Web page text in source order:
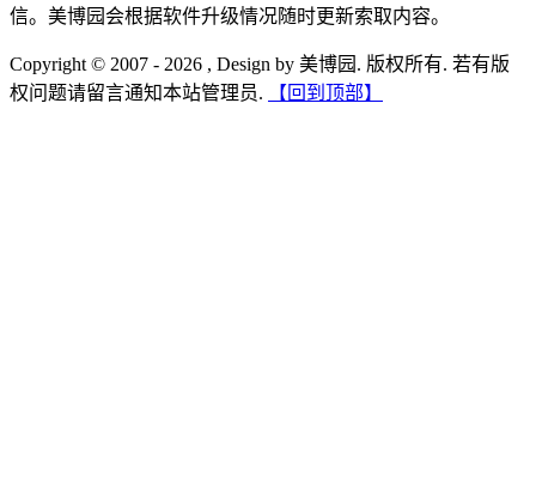
信。美博园会根据软件升级情况随时更新索取内容。
Copyright © 2007 - 2026 , Design by 美博园. 版权所有. 若有版
权问题请留言通知本站管理员.
【回到顶部】